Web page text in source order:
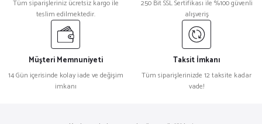
Tüm siparişleriniz ücretsiz kargo ile
teslim edilmektedir.
250 Bit SSL Sertifikası ile %100 güvenli
alışveriş
Müşteri Memnuniyeti
14 Gün içerisinde kolay iade ve değişim
imkanı
Taksit İmkanı
Tüm siparişlerinizde 12 taksite kadar
vade!